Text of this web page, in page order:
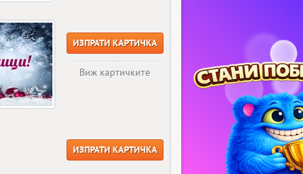
ИЗПРАТИ КАРТИЧКА
Виж картичките
ИЗПРАТИ КАРТИЧКА